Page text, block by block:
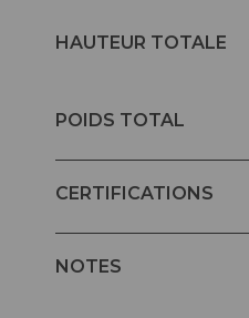
HAUTEUR TOTALE
POIDS TOTAL
CERTIFICATIONS
NOTES